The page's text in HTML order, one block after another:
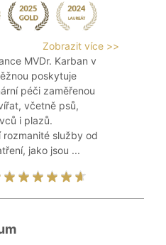
Zobrazit více >>
MVDr. Karban v
poskytuje
péči zaměřenou
včetně psů,
i plazů.
rozmanité služby od
jako jsou ...